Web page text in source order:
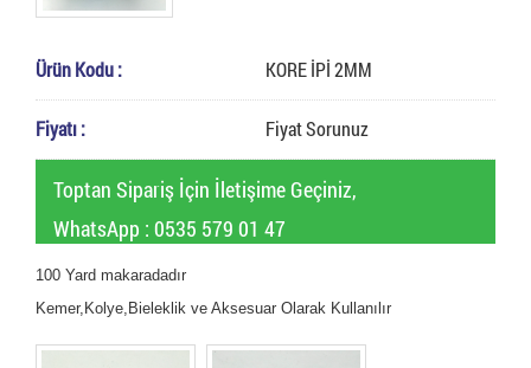
Ürün Kodu : KORE İPİ 2MM
Fiyatı : Fiyat Sorunuz
Toptan Sipariş İçin İletişime Geçiniz,
WhatsApp : 0535 579 01 47
100 Yard makaradadır
Kemer,Kolye,Bieleklik ve Aksesuar Olarak Kullanılır